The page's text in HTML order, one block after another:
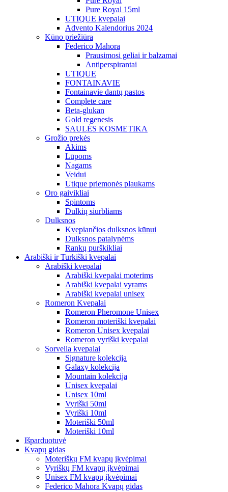
Pure Royal 15ml
UTIQUE kvepalai
Advento Kalendorius 2024
Kūno priežiūra
Federico Mahora
Prausimosi geliai ir balzamai
Antiperspirantai
UTIQUE
FONTAINAVIE
Fontainavie dantų pastos
Complete care
Beta-glukan
Gold regenesis
SAULĖS KOSMETIKA
Grožio prekės
Akims
Lūpoms
Nagams
Veidui
Utique priemonės plaukams
Oro gaivikliai
Spintoms
Dulkių siurbliams
Dulksnos
Kvepiančios dulksnos kūnui
Dulksnos patalynėms
Rankų purškikliai
Arabiški ir Turkiški kvepalai
Arabiški kvepalai
Arabiški kvepalai moterims
Arabiški kvepalai vyrams
Arabiški kvepalai unisex
Romeron Kvepalai
Romeron Pheromone Unisex
Romeron moteriški kvepalai
Romeron Unisex kvepalai
Romeron vyriški kvepalai
Sorvella kvepalai
Signature kolekcija
Galaxy kolekcija
Mountain kolekcija
Unisex kvepalai
Unisex 10ml
Vyriški 50ml
Vyriški 10ml
Moteriški 50ml
Moteriški 10ml
Išparduotuvė
Kvapų gidas
Moteriškų FM kvapų įkvėpimai
Vyriškų FM kvapų įkvėpimai
Unisex FM kvapų įkvėpimai
Federico Mahora Kvapų gidas